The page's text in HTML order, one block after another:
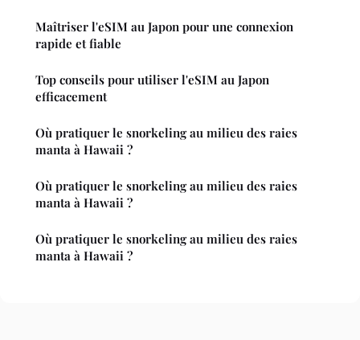
Maîtriser l'eSIM au Japon pour une connexion
rapide et fiable
Top conseils pour utiliser l'eSIM au Japon
efficacement
Où pratiquer le snorkeling au milieu des raies
manta à Hawaii ?
Où pratiquer le snorkeling au milieu des raies
manta à Hawaii ?
Où pratiquer le snorkeling au milieu des raies
manta à Hawaii ?